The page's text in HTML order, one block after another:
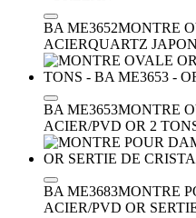
BA ME3652MONTRE
ACIERQUARTZ
BA ME3653MONTRE
ACIER/PVD OR 2
BA ME3683MONTRE
ACIER/PVD OR